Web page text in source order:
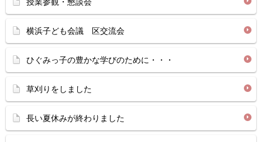
横浜子ども会議 区交流会
ひぐみっ子の豊かな学びのために・・・
草刈りをしました
長い夏休みが終わりました